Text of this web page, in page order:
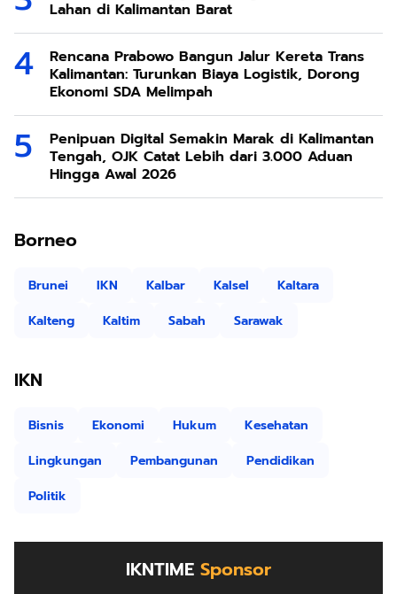
Lahan di Kalimantan Barat
Rencana Prabowo Bangun Jalur Kereta Trans
Kalimantan: Turunkan Biaya Logistik, Dorong
Ekonomi SDA Melimpah
Penipuan Digital Semakin Marak di Kalimantan
Tengah, OJK Catat Lebih dari 3.000 Aduan
Hingga Awal 2026
Borneo
Brunei IKN Kalbar Kalsel
Kaltara
Kalteng
Kaltim Sabah Sarawak
IKN
Bisnis Ekonomi Hukum
Kesehatan
Lingkungan
Pembangunan
Pendidikan
Politik
IKNTIME Sponsor